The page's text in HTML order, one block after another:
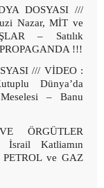
DOSYASI ///
Nazar, MİT ve
– Satılık
!!!
/// VİDEO :
Dünya’da
– Banu
ÖRGÜTLER
Katliamın
PETROL ve GAZ